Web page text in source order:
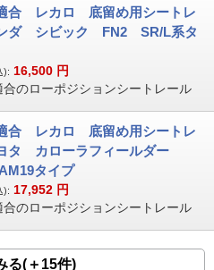
合 レカロ 底留め用シートレ
ダ シビック FN2 SR/L系タ
): 16,500 円
合のローポジションシートレール
合 レカロ 底留め用シートレ
タ カローラフィールダー
タイプ
): 17,952 円
合のローポジションシートレール
る(＋15件)